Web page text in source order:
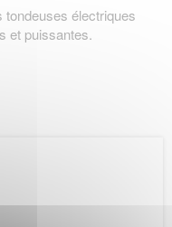
électriques
et puissantes.